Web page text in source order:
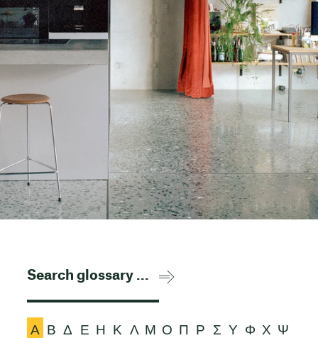
Α Β Δ Ε Η Κ Λ Μ Ο Π Ρ Σ Υ Φ Χ Ψ